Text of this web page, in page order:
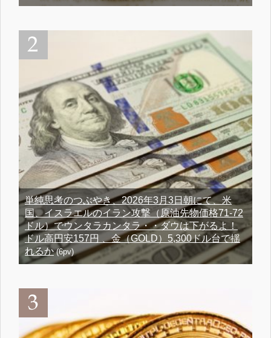
単純思考のつぶやき、2026年3月3日朝にて、米
国、イスラエルのイラン攻撃（原油先物価格71-72
ドル）でウンタラカンタラ・・ダウは下がるよ！
ドル高円安157円 、金（GOLD）5,300ドル台で揺
れるか(6pv)